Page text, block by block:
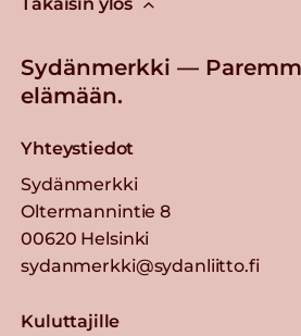
Sydänmerkki —
elämään.
Yhteystiedot
Sydänmerkki
Oltermannintie 8
00620 Helsinki
sydanmerkki@sydanliitto.fi
Kuluttajille